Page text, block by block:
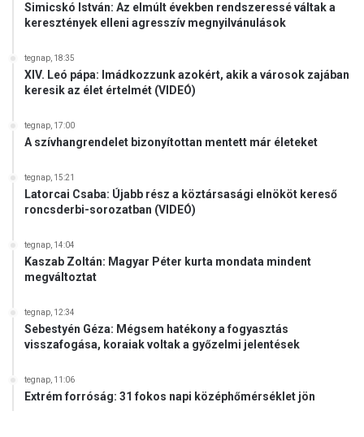
Simicskó István: Az elmúlt években rendszeressé váltak a
keresztények elleni agresszív megnyilvánulások
tegnap, 18:35
XIV. Leó pápa: Imádkozzunk azokért, akik a városok zajában
keresik az élet értelmét (VIDEÓ)
tegnap, 17:00
A szívhangrendelet bizonyítottan mentett már életeket
tegnap, 15:21
Latorcai Csaba: Újabb rész a köztársasági elnököt kereső
roncsderbi-sorozatban (VIDEÓ)
tegnap, 14:04
Kaszab Zoltán: Magyar Péter kurta mondata mindent
megváltoztat
tegnap, 12:34
Sebestyén Géza: Mégsem hatékony a fogyasztás
visszafogása, koraiak voltak a győzelmi jelentések
tegnap, 11:06
Extrém forróság: 31 fokos napi középhőmérséklet jön